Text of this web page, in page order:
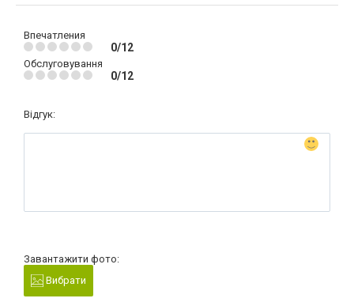
Впечатления
0/12
Обслуговування
0/12
Відгук:
Завантажити фото:
Вибрати